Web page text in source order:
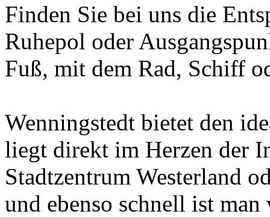
Finden Sie bei uns die
Ruhepol oder
Fuß, mit dem Rad, Schiff
Wenningstedt bietet den
liegt direkt im Herzen der
Stadtzentrum Westerland
und ebenso schnell ist